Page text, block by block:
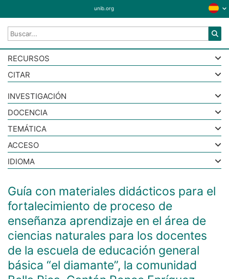
unib.org
RECURSOS
CITAR
Guía con materiales didácticos para el
fortalecimiento de proceso de
enseñanza aprendizaje en el área de
ciencias naturales para los docentes
de la escuela de educación general
básica “el diamante”, la comunidad
INVESTIGACIÓN
DOCENCIA
TEMÁTICA
ACCESO
IDIOMA